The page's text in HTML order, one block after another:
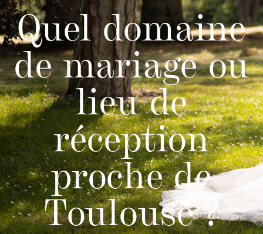
Quel domaine
de mariage ou
lieu de
réception
proche de
Toulouse ?